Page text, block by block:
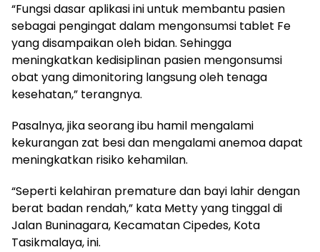
“Fungsi dasar aplikasi ini untuk membantu pasien
sebagai pengingat dalam mengonsumsi tablet Fe
yang disampaikan oleh bidan. Sehingga
meningkatkan kedisiplinan pasien mengonsumsi
obat yang dimonitoring langsung oleh tenaga
kesehatan,” terangnya.
Pasalnya, jika seorang ibu hamil mengalami
kekurangan zat besi dan mengalami anemoa dapat
meningkatkan risiko kehamilan.
“Seperti kelahiran premature dan bayi lahir dengan
berat badan rendah,” kata Metty yang tinggal di
Jalan Buninagara, Kecamatan Cipedes, Kota
Tasikmalaya, ini.